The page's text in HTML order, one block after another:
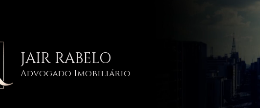
JAIR RABELO
Advogado Imobiliário